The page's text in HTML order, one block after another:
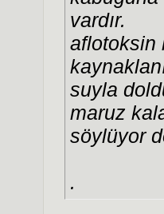
vardır.
aflotoksin
suyla
maruz
söylüyor
.